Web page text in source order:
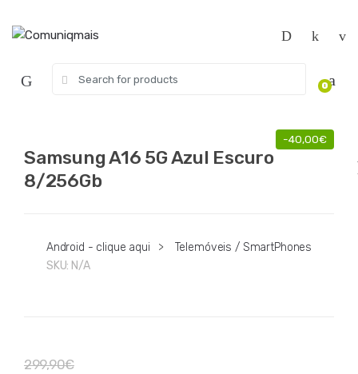
for:
0
-40,00€
Samsung A16 5G Azul Escuro
8/256Gb
Android - clique aqui >
Telemóveis / SmartPhones
SKU: N/A
299,90€